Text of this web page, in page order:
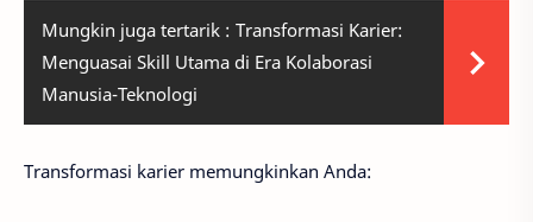
Mungkin juga tertarik : Transformasi Karier:
Menguasai Skill Utama di Era Kolaborasi
Manusia-Teknologi
Transformasi karier memungkinkan Anda: